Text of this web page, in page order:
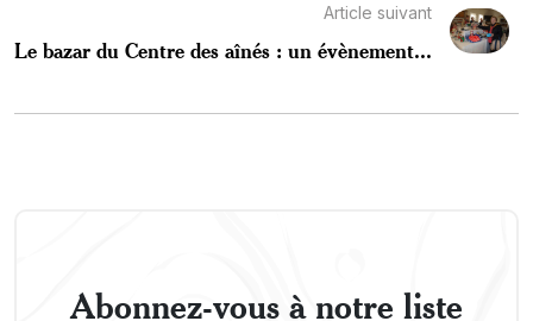
Article suivant
Le bazar du Centre des aînés : un évènement...
Abonnez-vous à notre liste